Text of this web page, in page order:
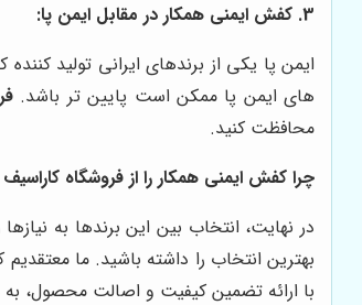
3. کفش ایمنی همکار در مقابل ایمن پا:
ایمن پا یکی از برندهای ایرانی تولید
های ایمن پا ممکن است پایین تر باشد.
محافظت کنید.
چرا کفش ایمنی همکار را از فروشگاه
در نهایت، انتخاب بین این برندها به
بهترین انتخاب را داشته باشید. ما معتقدیم
با ارائه تضمین کیفیت و اصالت محصول، به